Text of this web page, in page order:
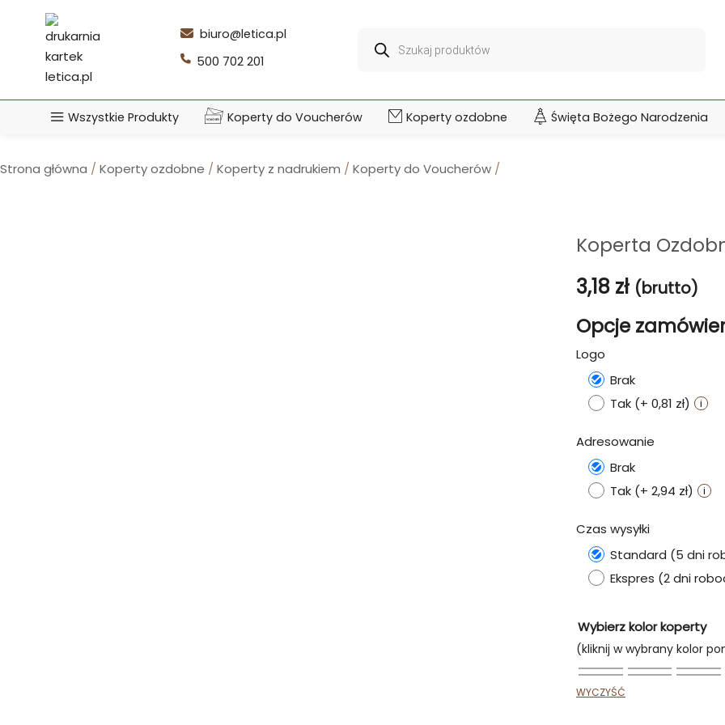
biuro@letica.pl
500 702 201
produktów
Wszystkie Produkty Koperty do Voucherów Koperty ozdobne Święta Bożego Narodzenia
Strona główna / Koperty ozdobne / Koperty z nadrukiem / Koperty do Voucherów /
Koperta
3,18 zł (brutto)
Opcje
Logo
Brak
Tak (+ 0,81 zł)
Adresowanie
Brak
Tak (+ 2,94 zł)
Czas wysyłki
Standard (5 dni
Ekspres (2 dni
Wybierz kolor koperty
WYCZYŚĆ